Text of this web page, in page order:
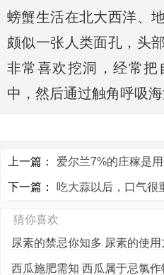
螃蟹生活在北大西洋、
颇似一张人类面孔，头
非常喜欢挖洞，经常把
中，然后通过触角呼吸海
上一篇： 爱尔兰7%的庄稼是
下一篇： 吃大蒜以后，口气很
猜你喜欢
尿素的禁忌你知多 尿素的使用
西瓜施肥需知 西瓜属于忌氯作